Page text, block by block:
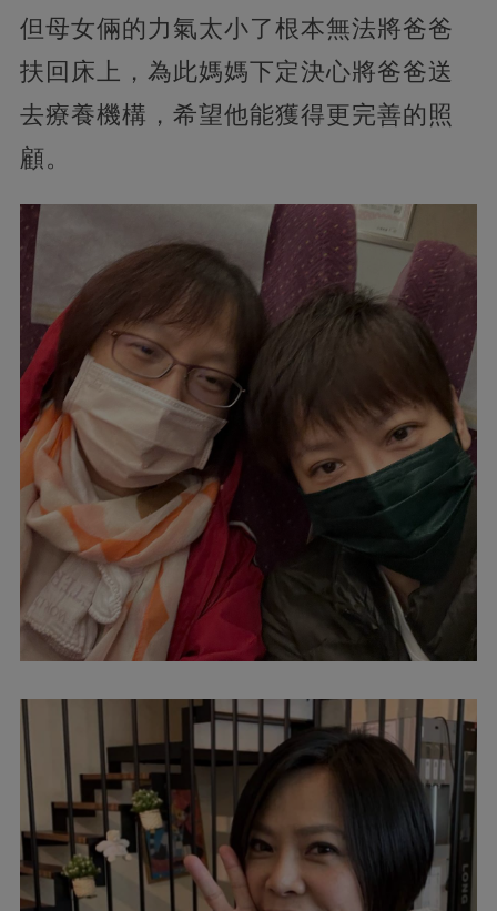
但母女倆的力氣太小了根本無法將爸爸
扶回床上，為此媽媽下定決心將爸爸送
去療養機構，希望他能獲得更完善的照
顧。